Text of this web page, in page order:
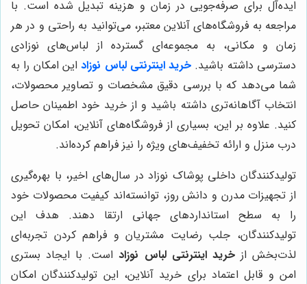
ایده‌آل برای صرفه‌جویی در زمان و هزینه تبدیل شده است. با
مراجعه به فروشگاه‌های آنلاین معتبر، می‌توانید به راحتی و در هر
زمان و مکانی، به مجموعه‌ای گسترده از لباس‌های نوزادی
دسترسی داشته باشید. خرید اینترنتی لباس نوزاداین امکان را به
شما می‌دهد که با بررسی دقیق مشخصات و تصاویر محصولات،
انتخاب آگاهانه‌تری داشته باشید و از خرید خود اطمینان حاصل
کنید. علاوه بر این، بسیاری از فروشگاه‌های آنلاین، امکان تحویل
درب منزل و ارائه تخفیف‌های ویژه را نیز فراهم کرده‌اند.
تولیدکنندگان داخلی پوشاک نوزاد در سال‌های اخیر، با بهره‌گیری
از تجهیزات مدرن و دانش روز، توانسته‌اند کیفیت محصولات خود
را به سطح استانداردهای جهانی ارتقا دهند. هدف این
تولیدکنندگان، جلب رضایت مشتریان و فراهم کردن تجربه‌ای
لذت‌بخش ازخرید اینترنتی لباس نوزاداست. با ایجاد بستری
امن و قابل اعتماد برای خرید آنلاین، این تولیدکنندگان امکان